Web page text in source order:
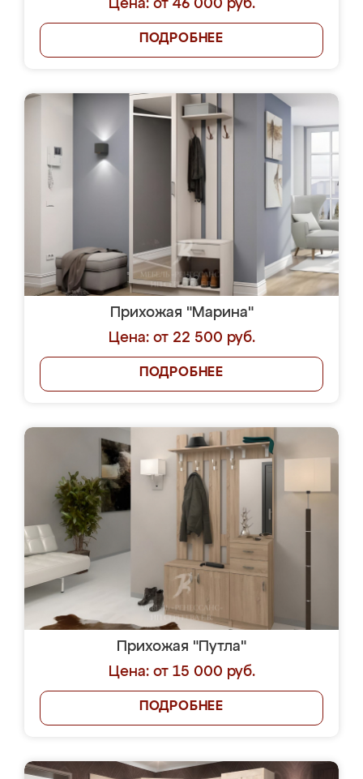
Цена: от 46 000 руб.
ПОДРОБНЕЕ
Прихожая "Марина"
Цена: от 22 500 руб.
ПОДРОБНЕЕ
Прихожая "Путла"
Цена: от 15 000 руб.
ПОДРОБНЕЕ